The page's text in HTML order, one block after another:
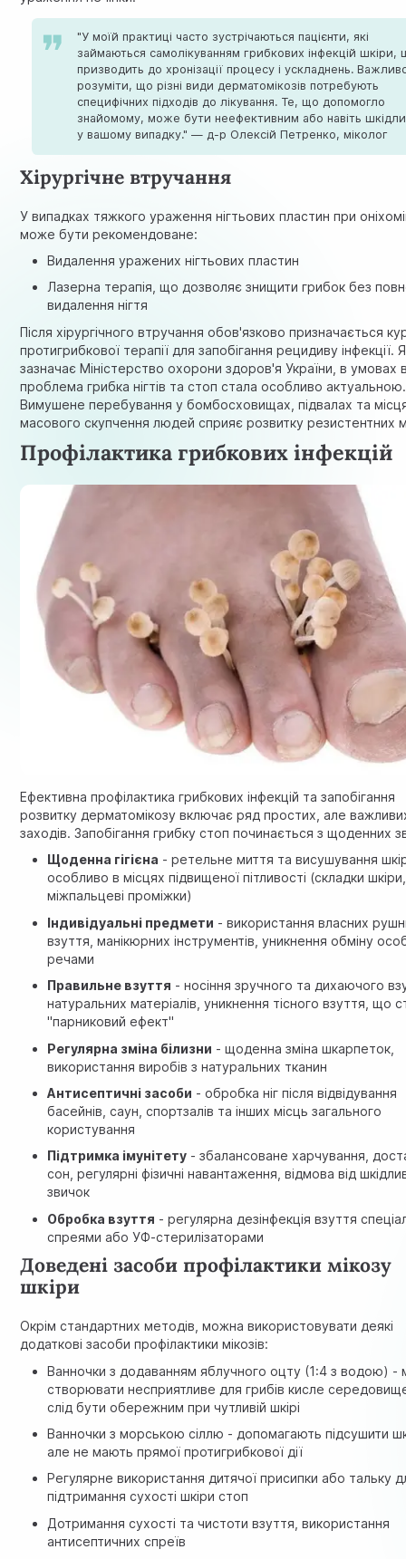
"У моїй практиці часто зустрічаються пацієнти, які
займаються самолікуванням грибкових інфекцій шкіри,
призводить до хронізації процесу і ускладнень.
розуміти, що різні види дерматомікозів потребують
специфічних підходів до лікування. Те, що допомогло
знайомому, може бути неефективним або навіть
у вашому випадку." — д-р Олексій Петренко, міколог
Хірургічне втручання
У випадках тяжкого ураження нігтьових пластин при
може бути рекомендоване:
Видалення уражених нігтьових пластин
Лазерна терапія, що дозволяє знищити грибок без
видалення нігтя
Після хірургічного втручання обов'язково призначається
протигрибкової терапії для запобігання рецидиву інфекції.
зазначаєМіністерство охорони здоров'я України , в умовах
проблема грибка нігтів та стоп стала особливо актуальною.
Вимушене перебування у бомбосховищах, підвалах та
масового скупчення людей сприяє розвитку резистентних
Профілактика грибкових інфекцій
Ефективна профілактика грибкових інфекцій та запобігання
розвитку дерматомікозу включає ряд простих, але
заходів. Запобігання грибку стоп починається з щоденних
Щоденна гігієна - ретельне миття та висушування
особливо в місцях підвищеної пітливості (складки шкіри,
міжпальцеві проміжки)
Індивідуальні предмети - використання власних
взуття, манікюрних інструментів, уникнення обміну
речами
Правильне взуття - носіння зручного та дихаючого
натуральних матеріалів, уникнення тісного взуття, що
"парниковий ефект"
Регулярна зміна білизни - щоденна зміна шкарпеток,
використання виробів з натуральних тканин
Антисептичні засоби - обробка ніг після відвідування
басейнів, саун, спортзалів та інших місць загального
користування
Підтримка імунітету - збалансоване харчування,
сон, регулярні фізичні навантаження, відмова від
звичок
Обробка взуття - регулярна дезінфекція взуття
спреями або УФ-стерилізаторами
Доведені засоби профілактики мікозу
шкіри
Окрім стандартних методів, можна використовувати деякі
додаткові засоби профілактики мікозів:
Ванночки з додаванням яблучного оцту (1:4 з водою) -
створювати несприятливе для грибів кисле
слід бути обережним при чутливій шкірі
Ванночки з морською сіллю - допомагають підсушити
але не мають прямої протигрибкової дії
Регулярне використання дитячої присипки або тальку
підтримання сухості шкіри стоп
Дотримання сухості та чистоти взуття, використання
антисептичних спреїв